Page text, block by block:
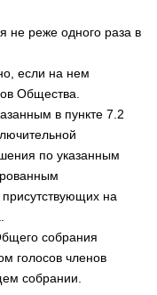
не реже одного раза в
если на нем
Общества.
в пункте 7.2
по указанным
на
собрания
голосов членов
собрании.